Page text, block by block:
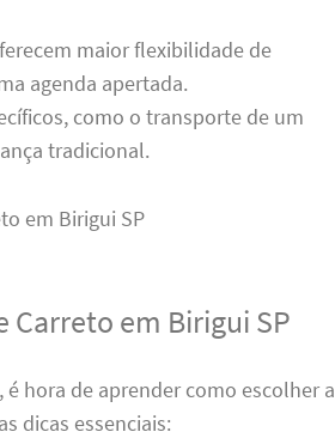
maior flexibilidade de
agenda apertada.
como o transporte de um
tradicional.
Carreto em Birigui SP
hora de aprender como escolher a
dicas essenciais: